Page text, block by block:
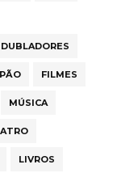
DUBLADORES
FILMES
MÚSICA
LIVROS